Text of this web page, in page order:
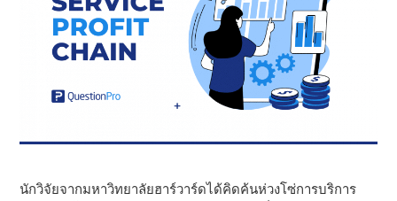
นักวิจัยจากมหาวิทยาลัยฮาร์วาร์ดได้คิดค้นห่วงโซ่การบริการ